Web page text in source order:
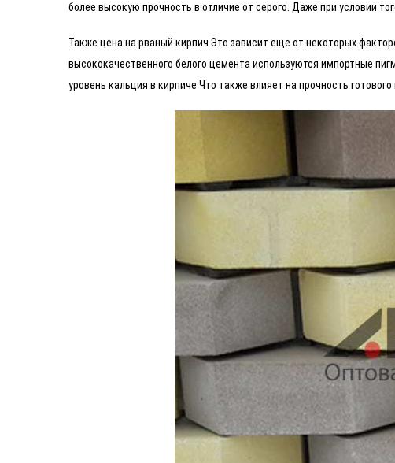
более высокую прочность в отличие от серого. Даже при условии
Также цена на рваный кирпич Это зависит еще от некоторых
высококачественного белого цемента используются импортные
уровень кальция в кирпиче Что также влияет на прочность готового